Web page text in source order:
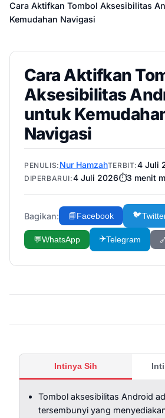
Cara Aktifkan Tombol Aksesibilitas
Kemudahan Navigasi
Cara Aktifkan
Aksesibilitas
untuk
Navigasi
PENULIS: Nur HamzahTERBIT:4 Juli
DIPERBARUI:4 Juli 2026⏱️3 menit
Bagikan: 📘Facebook 🐦
💬WhatsApp ✈️Telegram
Intinya Sih
Tombol aksesibilitas Android
tersembunyi yang